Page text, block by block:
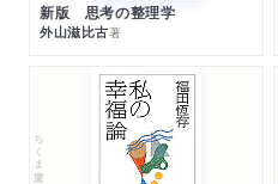
新版 思考の整理学
外山滋比古著
ちくま文庫